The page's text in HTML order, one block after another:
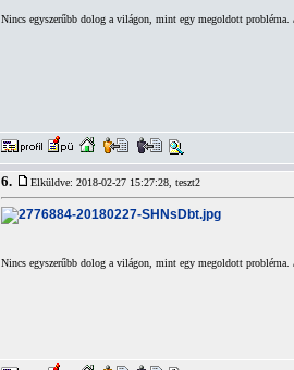
Nincs egyszerűbb dolog a világon, mint egy megoldott probléma.
6. Elküldve: 2018-02-27 15:27:28, teszt2
Nincs egyszerűbb dolog a világon, mint egy megoldott probléma.